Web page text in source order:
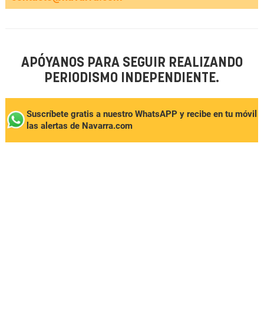
APÓYANOS PARA SEGUIR REALIZANDO
PERIODISMO INDEPENDIENTE.
Suscríbete gratis a nuestro WhatsAPP y recibe en tu móvil
las alertas de Navarra.com